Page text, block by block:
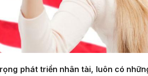
phát triển nhân tài, luôn có